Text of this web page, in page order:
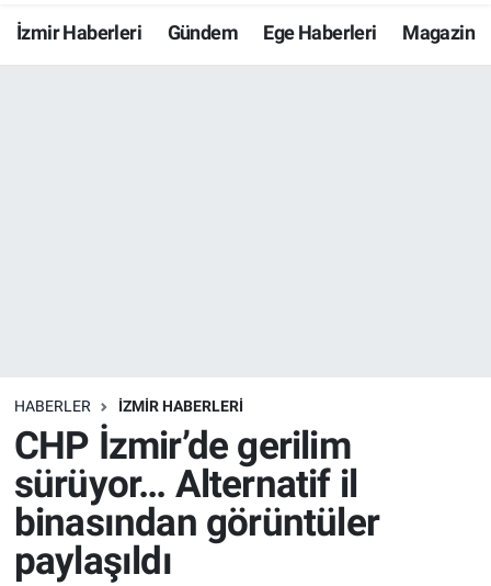
İzmir Haberleri Gündem Ege Haberleri Magazin
HABERLER İZMİR HABERLERİ
CHP İzmir’de gerilim
sürüyor… Alternatif il
binasından görüntüler
paylaşıldı
Resmi İlanlar